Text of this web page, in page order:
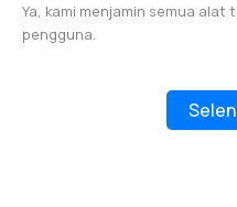
Ya, kami menjamin semua alat
pengguna.